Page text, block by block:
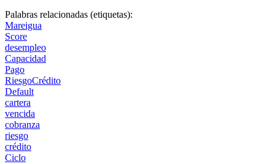
Palabras relacionadas (etiquetas):
Mareigua
Score
desempleo
Capacidad
Pago
RiesgoCrédito
Default
cartera
vencida
cobranza
riesgo
crédito
Ciclo